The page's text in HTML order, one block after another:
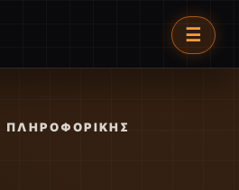
☰
ΠΛΗΡΟΦΟΡΙΚΉΣ